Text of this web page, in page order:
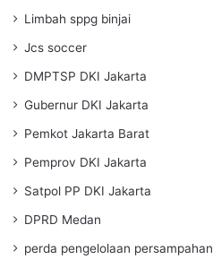
Limbah sppg binjai
Jcs soccer
DMPTSP DKI Jakarta
Gubernur DKI Jakarta
Pemkot Jakarta Barat
Pemprov DKI Jakarta
Satpol PP DKI Jakarta
DPRD Medan
perda pengelolaan persampahan